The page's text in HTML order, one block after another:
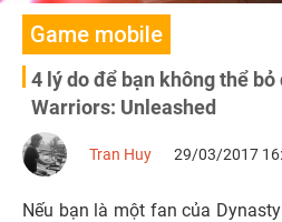
Game mobile
4 lý do để bạn không thể bỏ
Warriors: Unleashed
Tran Huy 29/03/2017
Nếu bạn là một fan của